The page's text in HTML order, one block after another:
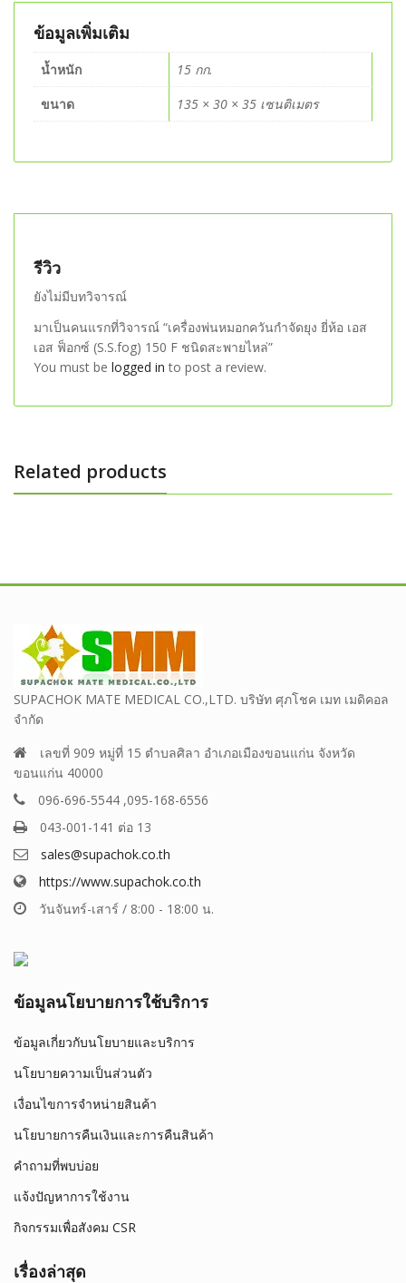
ข้อมูลเพิ่มเติม
น้ำหนัก
15 กก.
ขนาด
135 × 30 × 35 เซนติเมตร
รีวิว
ยังไม่มีบทวิจารณ์
มาเป็นคนแรกที่วิจารณ์ “เครื่องพ่นหมอกควันกำจัดยุง ยี่ห้อ เอส
เอส ฟ็อกซ์ (S.S.fog) 150 F ชนิดสะพายไหล่”
You must be logged in to post a review.
Related products
SUPACHOK MATE MEDICAL CO.,LTD. บริษัท ศุภโชค เมท เมดิคอล
จำกัด
เลขที่ 909 หมู่ที่ 15 ตำบลศิลา อำเภอเมืองขอนแก่น จังหวัด
ขอนแก่น 40000
096-696-5544 ,095-168-6556
043-001-141 ต่อ 13
sales@supachok.co.th
https://www.supachok.co.th
วันจันทร์-เสาร์ / 8:00 - 18:00 น.
ข้อมูลนโยบายการใช้บริการ
ข้อมูลเกี่ยวกับนโยบายและบริการ
นโยบายความเป็นส่วนตัว
เงื่อนไขการจำหน่ายสินค้า
นโยบายการคืนเงินและการคืนสินค้า
คำถามที่พบบ่อย
แจ้งปัญหาการใช้งาน
กิจกรรมเพื่อสังคม CSR
เรื่องล่าสุด